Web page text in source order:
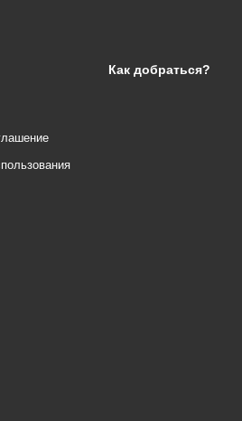
Как добраться?